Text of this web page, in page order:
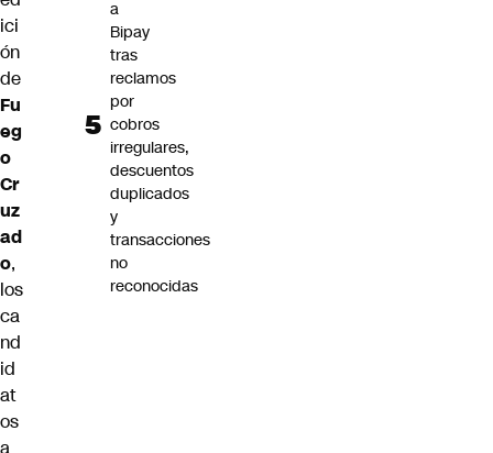
ici
ón
de
Fu
eg
o
Cr
uz
ad
o,
los
ca
nd
id
at
os
a
a
Bipay
tras
reclamos
por
cobros
irregulares,
descuentos
duplicados
y
transacciones
no
reconocidas